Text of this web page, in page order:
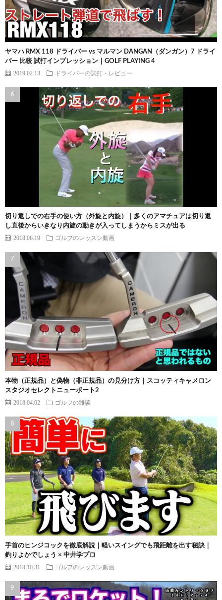
ヤマハ RMX 118 ドライバー vs マルマン DANGAN（ダンガン）7 ドライ
バー 比較 試打インプレッション｜GOLF PLAYING 4
2019.02.13 ドライバーの試打・レビュー
切り返しでの右手の使い方（外旋と内旋）｜多くのアマチュアは切り返
し直後からいきなり内旋の動きが入ってしまうからミスが出る
2018.06.19 ゴルフのレッスン動画
本物（正規品）と偽物（非正規品）の見分け方｜スコッティキャメロン
スタジオセレクトニューポート2
2018.04.02 ゴルフの雑談
手首のヒンジコックを徹底解説｜軽いスイングでも飛距離を出す秘訣｜
釣りよかでしょう × 中井学プロ
2018.10.31 ゴルフのレッスン動画